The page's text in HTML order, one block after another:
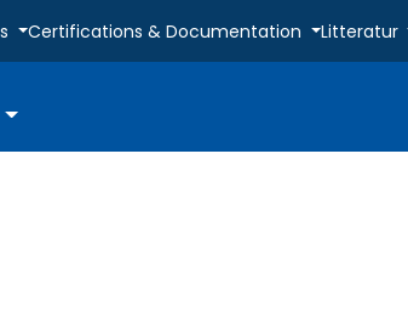
Certifications & Documentation Litteratur